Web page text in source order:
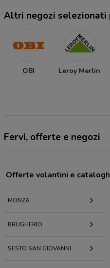
Altri negozi selezionati
OBI Leroy Merlin
Fervi, offerte e negozi
Offerte volantini e
MONZA
BRUGHERIO
SESTO SAN GIOVANNI